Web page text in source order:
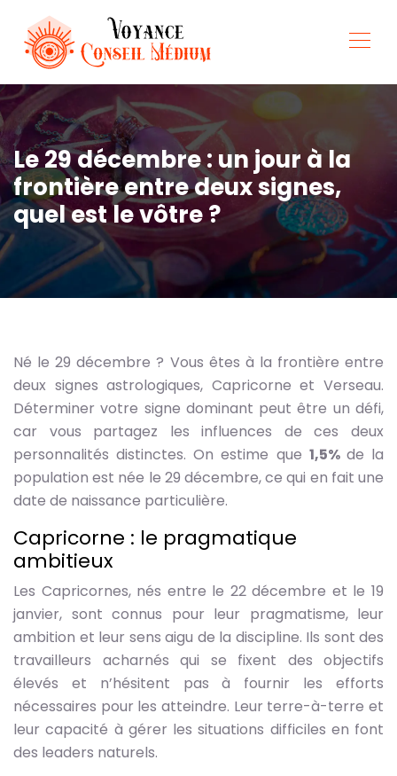
Le 29 décembre : un jour à la
frontière entre deux signes,
quel est le vôtre ?
Né le 29 décembre ? Vous êtes à la frontière entre
deux signes astrologiques, Capricorne et Verseau.
Déterminer votre signe dominant peut être un défi,
car vous partagez les influences de ces deux
personnalités distinctes. On estime que 1,5% de la
population est née le 29 décembre, ce qui en fait une
date de naissance particulière.
Capricorne : le pragmatique
ambitieux
Les Capricornes, nés entre le 22 décembre et le 19
janvier, sont connus pour leur pragmatisme, leur
ambition et leur sens aigu de la discipline. Ils sont des
travailleurs acharnés qui se fixent des objectifs
élevés et n’hésitent pas à fournir les efforts
nécessaires pour les atteindre. Leur terre-à-terre et
leur capacité à gérer les situations difficiles en font
des leaders naturels.